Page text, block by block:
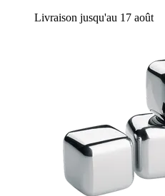
Livraison jusqu'au 17 août